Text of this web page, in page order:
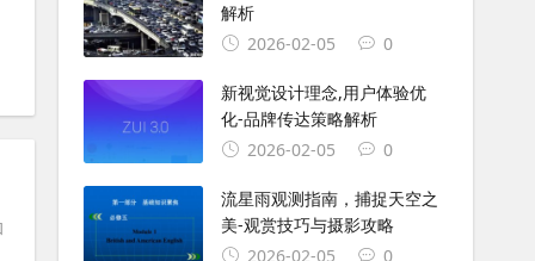
解析
2026-02-05
0
新视觉设计理念,用户体验优
化-品牌传达策略解析
2026-02-05
0
流星雨观测指南，捕捉天空之
美-观赏技巧与摄影攻略
2026-02-05
0